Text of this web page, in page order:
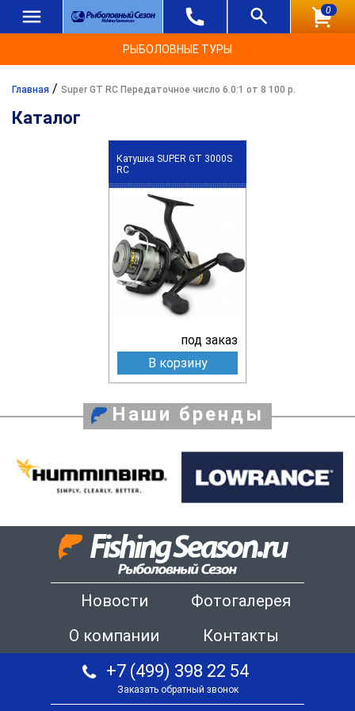
0
РЫБОЛОВНЫЕ ТУРЫ
Главная / Super GT RC Передаточное число 6.0:1 от 8 100 р.
Каталог
Катушка SUPER GT 3000S
RC
под заказ
В корзину
Наши бренды
Новости
Фотогалерея
О компании
Контакты
+7 (499) 398 22 54
Заказать обратный звонок